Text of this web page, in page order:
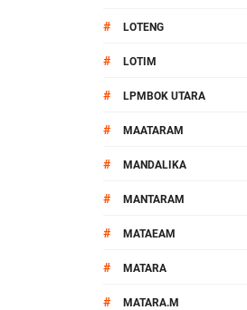
# LOTENG
# LOTIM
# LPMBOK UTARA
# MAATARAM
# MANDALIKA
# MANTARAM
# MATAEAM
# MATARA
# MATARA.M